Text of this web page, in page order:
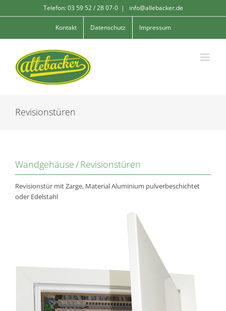
to
Telefon: 03 59 52 / 28 07-0 | info@allebacker.de
Kontakt Datenschutz Impressum
Revisionstüren
Wandgehäuse / Revisionstüren
Revisionstür mit Zarge, Material Aluminium pulverbeschichtet
oder Edelstahl